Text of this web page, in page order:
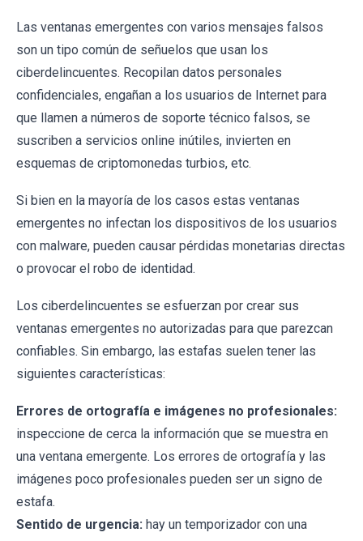
Las ventanas emergentes con varios mensajes falsos
son un tipo común de señuelos que usan los
ciberdelincuentes. Recopilan datos personales
confidenciales, engañan a los usuarios de Internet para
que llamen a números de soporte técnico falsos, se
suscriben a servicios online inútiles, invierten en
esquemas de criptomonedas turbios, etc.
Si bien en la mayoría de los casos estas ventanas
emergentes no infectan los dispositivos de los usuarios
con malware, pueden causar pérdidas monetarias directas
o provocar el robo de identidad.
Los ciberdelincuentes se esfuerzan por crear sus
ventanas emergentes no autorizadas para que parezcan
confiables. Sin embargo, las estafas suelen tener las
siguientes características:
Errores de ortografía e imágenes no profesionales:
inspeccione de cerca la información que se muestra en
una ventana emergente. Los errores de ortografía y las
imágenes poco profesionales pueden ser un signo de
estafa.
Sentido de urgencia: hay un temporizador con una